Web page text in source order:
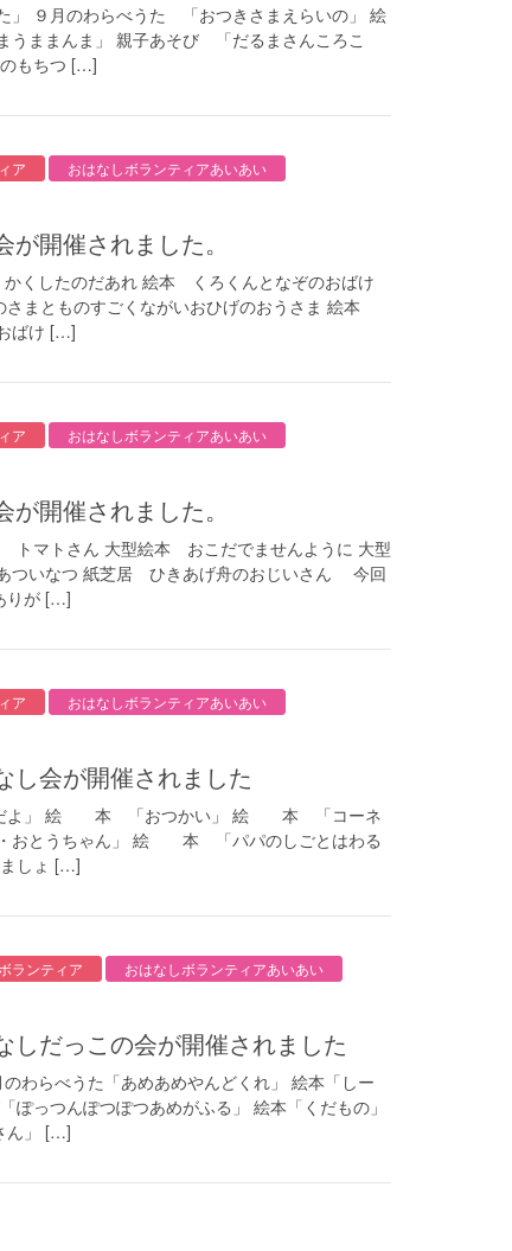
９月のわらべうた 「おつきさまえらいの」 絵
ままんま」 親子あそび 「だるまさんころこ
もちつ […]
ア おはなしボランティアあいあい
が開催されました。
くしたのだあれ 絵本 くろくんとなぞのおばけ
まとものすごくながいおひげのおうさま 絵本
ばけ […]
ア おはなしボランティアあいあい
が開催されました。
マトさん 大型絵本 おこだでませんように 大型
ついなつ 紙芝居 ひきあげ舟のおじいさん 今回
りが […]
ア おはなしボランティアあいあい
なし会が開催されました
よ」 絵 本 「おつかい」 絵 本 「コーネ
おとうちゃん」 絵 本 「パパのしごとはわる
しょ […]
ランティア おはなしボランティアあいあい
なしだっこの会が開催されました
わらべうた「あめあめやんどくれ」 絵本「しー
ぽっつんぽつぽつあめがふる」 絵本「くだもの」
ん」 […]